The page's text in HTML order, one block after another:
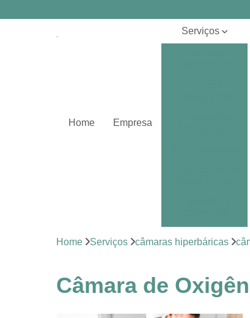
Home Empresa
Serviços
oxigenoterapia
feridas
Tratamentos
Home Serviços câmaras hiperbáricas
Câmara de